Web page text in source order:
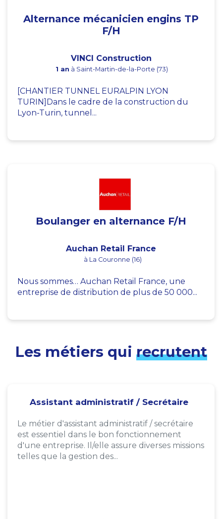
Alternance mécanicien engins TP
F/H
VINCI Construction
1 an à Saint-Martin-de-la-Porte (73)
[CHANTIER TUNNEL EURALPIN LYON
TURIN]Dans le cadre de la construction du
Lyon-Turin, tunnel...
Boulanger en alternance F/H
Auchan Retail France
à La Couronne (16)
Nous sommes… Auchan Retail France, une
entreprise de distribution de plus de 50 000...
Les métiers qui recrutent
Assistant administratif / Secrétaire
Le métier d'assistant administratif / secrétaire
est essentiel dans le bon fonctionnement
d'une entreprise. Il/elle assure diverses missions
telles que la gestion des...